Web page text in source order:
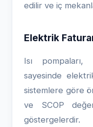
edilir ve iç
Elektrik
Isı
sayesinde
sistemlere göre
ve SCOP
göstergelerdir.